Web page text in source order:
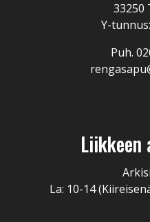
33250
Y-
Puh.
Liikkeen
La: 10-14